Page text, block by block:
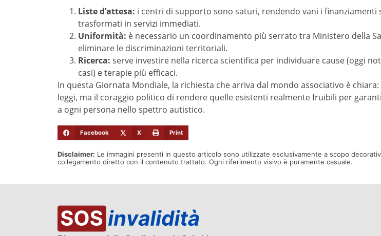
Liste d’attesa: i centri di supporto sono saturi, rendendo vani i finanziamenti
trasformati in servizi immediati.
Uniformità: è necessario un coordinamento più serrato tra Ministero della
eliminare le discriminazioni territoriali.
Ricerca: serve investire nella ricerca scientifica per individuare cause (oggi
casi) e terapie più efficaci.
In questa Giornata Mondiale, la richiesta che arriva dal mondo associativo è
leggi, ma il coraggio politico di rendere quelle esistenti realmente fruibili per
a ogni persona nello spettro autistico.
Facebook X Print
Disclaimer: Le immagini presenti in questo articolo sono utilizzate esclusivamente a scopo
collegamento diretto con il contenuto trattato. Ogni riferimento visivo è puramente casuale.